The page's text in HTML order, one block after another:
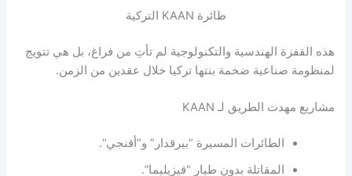
طائرة KAAN التركية
هذه القفزة الهندسية والتكنولوجية لم تأتِ من فراغ، بل هي تتويج
لمنظومة صناعية ضخمة بنتها تركيا خلال عقدين من الزمن.
مشاريع مهدت الطريق لـ KAAN
الطائرات المسيرة “بيرقدار” و”أقنجي”.
المقاتلة بدون طيار “قيزيليما”.